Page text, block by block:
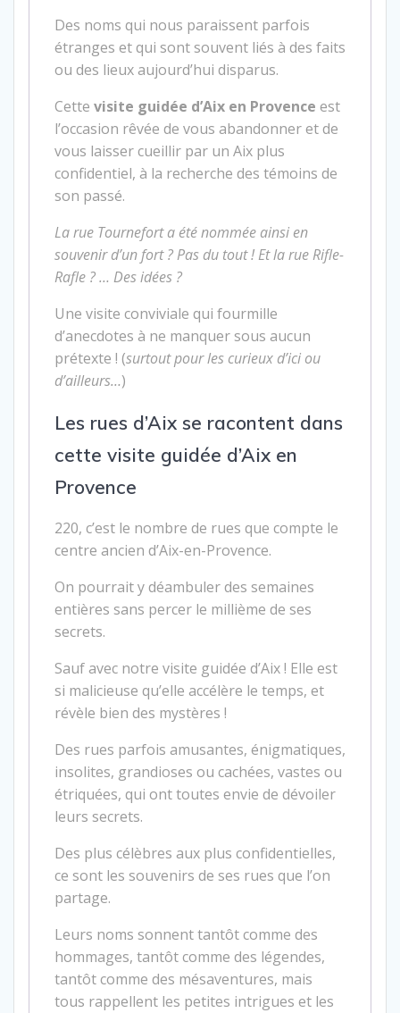
Des noms qui nous paraissent parfois
étranges et qui sont souvent liés à des faits
ou des lieux aujourd’hui disparus.
Cette visite guidée d’Aix en Provence est
l’occasion rêvée de vous abandonner et de
vous laisser cueillir par un Aix plus
confidentiel, à la recherche des témoins de
son passé.
La rue Tournefort a été nommée ainsi en
souvenir d’un fort ? Pas du tout ! Et la rue Rifle-
Rafle ? … Des idées ?
Une visite conviviale qui fourmille
d’anecdotes à ne manquer sous aucun
prétexte ! (surtout pour les curieux d’ici ou
d’ailleurs…)
Les rues d’Aix se racontent dans
cette visite guidée d’Aix en
Provence
220, c’est le nombre de rues que compte le
centre ancien d’Aix-en-Provence.
On pourrait y déambuler des semaines
entières sans percer le millième de ses
secrets.
Sauf avec notre visite guidée d’Aix ! Elle est
si malicieuse qu’elle accélère le temps, et
révèle bien des mystères !
Des rues parfois amusantes, énigmatiques,
insolites, grandioses ou cachées, vastes ou
étriquées, qui ont toutes envie de dévoiler
leurs secrets.
Des plus célèbres aux plus confidentielles,
ce sont les souvenirs de ses rues que l’on
partage.
Leurs noms sonnent tantôt comme des
hommages, tantôt comme des légendes,
tantôt comme des mésaventures, mais
tous rappellent les petites intrigues et les